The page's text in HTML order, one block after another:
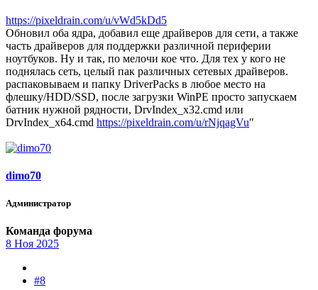
https://pixeldrain.com/u/vWd5kDd5
Обновил оба ядра, добавил еще драйверов для сети, а также
часть драйверов для поддержки различной периферии
ноутбуков. Ну и так, по мелочи кое что. Для тех у кого не
поднялась сеть, целый пак различных сетевых драйверов.
распаковываем и папку DriverPacks в любое место на
флешку/HDD/SSD, после загрузки WinPE просто запускаем
батник нужной рядности, DrvIndex_x32.cmd или
DrvIndex_x64.cmd https://pixeldrain.com/u/rNjqagVu"
dimo70
Администратор
Команда форума
8 Ноя 2025
#8